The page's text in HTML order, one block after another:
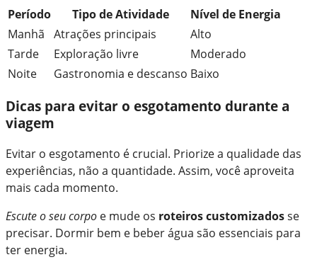
Período Tipo de Atividade
Nível de Energia
Manhã
Atrações principais
Alto
Tarde
Exploração livre
Moderado
Noite
Gastronomia e descanso Baixo
Dicas para evitar o esgotamento durante a
viagem
Evitar o esgotamento é crucial. Priorize a qualidade das
experiências, não a quantidade. Assim, você aproveita
mais cada momento.
Escute o seu corpo e mude os roteiros customizadosse
precisar. Dormir bem e beber água são essenciais para
ter energia.